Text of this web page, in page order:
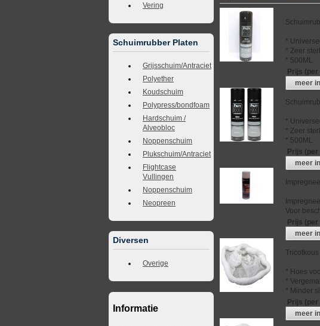
Vering
Schuimrubber Platen
Grijsschuim/Antraciet
Polyether
Koudschuim
Polypress/bondfoam
Hardschuim /
Alveobloc
Noppenschuim
Plukschuim/Antraciet
Flightcase
Vullingen
Noppenschuim
Neopreen
Diversen
Overige
Informatie
*
* Zeer
* 500ML
Prijs (per
meer
*
* Zeer
* 500ML
Prijs (per
meer
Voor
Prijs (per
meer
* Hoes
*
* Minder
Prijs (per
meer